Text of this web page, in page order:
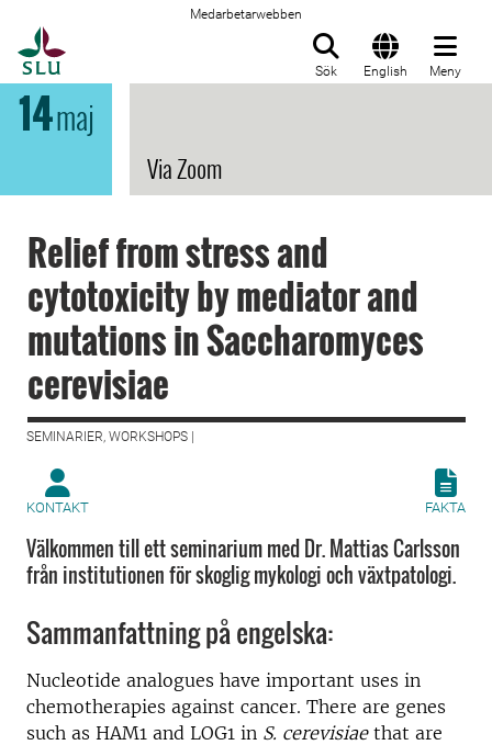
Medarbetarwebben
Sök English Meny
14maj
Via Zoom
Relief from stress and
cytotoxicity by mediator and
mutations in Saccharomyces
cerevisiae
SEMINARIER, WORKSHOPS |
KONTAKT FAKTA
Välkommen till ett seminarium med Dr. Mattias Carlsson
från institutionen för skoglig mykologi och växtpatologi.
Sammanfattning på engelska:
Nucleotide analogues have important uses in
chemotherapies against cancer. There are genes
such as HAM1 and LOG1 in S. cerevisiae that are